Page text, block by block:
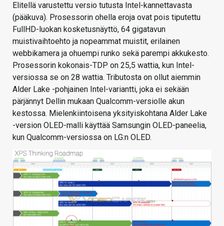
Elitellä varustettu versio tutusta Intel-kannettavasta
(pääkuva). Prosessorin ohella eroja ovat pois tiputettu
FullHD-luokan kosketusnäyttö, 64 gigatavun
muistivaihtoehto ja nopeammat muistit, erilainen
webbikamera ja ohuempi runko sekä parempi akkukesto.
Prosessorin kokonais-TDP on 25,5 wattia, kun Intel-
versiossa se on 28 wattia. Tributosta on ollut aiemmin
Alder Lake -pohjainen Intel-variantti, joka ei sekään
pärjännyt Dellin mukaan Qualcomm-versiolle akun
kestossa. Mielenkiintoisena yksityiskohtana Alder Lake
-version OLED-malli käyttää Samsungin OLED-paneelia,
kun Qualcomm-versiossa on LG:n OLED.